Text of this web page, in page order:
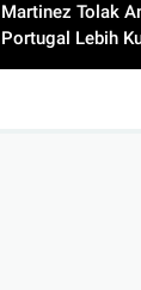
Martinez Tolak
Portugal Lebih
Ronaldo usai